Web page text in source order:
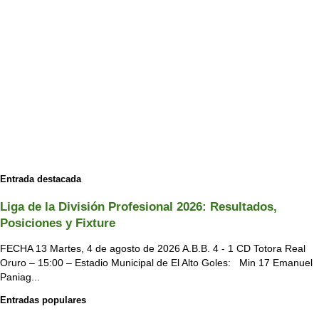
Entrada destacada
Liga de la División Profesional 2026: Resultados,
Posiciones y Fixture
FECHA 13 Martes, 4 de agosto de 2026 A.B.B. 4 - 1 CD Totora Real
Oruro – 15:00 – Estadio Municipal de El Alto Goles: Min 17 Emanuel
Paniag...
Entradas populares